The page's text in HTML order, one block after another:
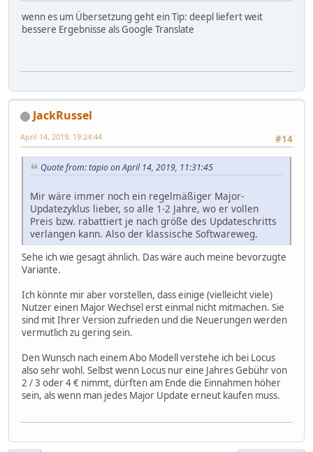
wenn es um Übersetzung geht ein Tip: deepl liefert weit
bessere Ergebnisse als Google Translate
JackRussel
#14
April 14, 2019, 19:24:44
Quote from: tapio on April 14, 2019, 11:31:45
Mir wäre immer noch ein regelmäßiger Major-
Updatezyklus lieber, so alle 1-2 Jahre, wo er vollen
Preis bzw. rabattiert je nach größe des Updateschritts
verlangen kann. Also der klassische Softwareweg.
Sehe ich wie gesagt ähnlich. Das wäre auch meine bevorzugte
Variante.
Ich könnte mir aber vorstellen, dass einige (vielleicht viele)
Nutzer einen Major Wechsel erst einmal nicht mitmachen. Sie
sind mit Ihrer Version zufrieden und die Neuerungen werden
vermutlich zu gering sein.
Den Wunsch nach einem Abo Modell verstehe ich bei Locus
also sehr wohl. Selbst wenn Locus nur eine Jahres Gebühr von
2 / 3 oder 4 € nimmt, dürften am Ende die Einnahmen höher
sein, als wenn man jedes Major Update erneut kaufen muss.